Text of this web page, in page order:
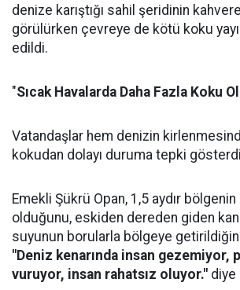
denize karıştığı sahil şeridinin
görülürken çevreye de kötü koku
edildi.
"Sıcak Havalarda Daha Fazla Koku
Vatandaşlar hem denizin
kokudan dolayı duruma tepki
Emekli Şükrü Opan, 1,5 aydır
olduğunu, eskiden dereden giden
suyunun borularla bölgeye
"Deniz kenarında insan gezemiyor,
vuruyor, insan rahatsız oluyor." diye